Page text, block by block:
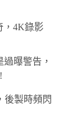
，4K錄影
過曝警告，
後製時頻閃